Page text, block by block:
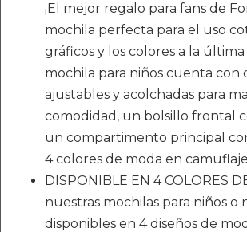
¡El mejor regalo para fans de
mochila perfecta para el uso
gráficos y los colores a la
mochila para niños cuenta con
ajustables y acolchadas para
comodidad, un bolsillo frontal
un compartimento principal
4 colores de moda en
DISPONIBLE EN 4 COLORES
nuestras mochilas para niños o
disponibles en 4 diseños de